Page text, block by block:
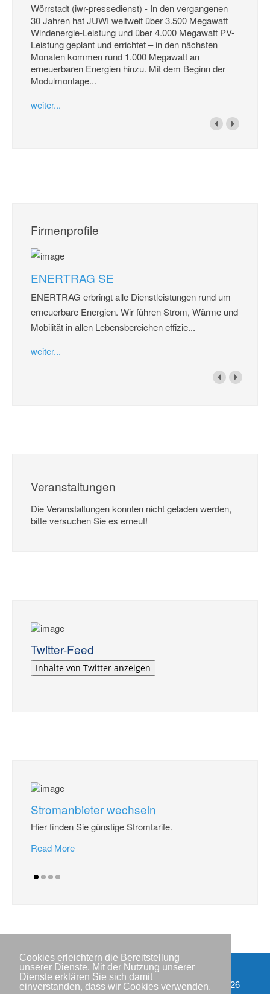
Cookies erleichtern die Bereitstellung
unserer Dienste. Mit der Nutzung unserer
Dienste erklären Sie sich damit
einverstanden, dass wir Cookies verwenden.
Wörrstadt (iwr-pressedienst) - In den vergangenen
30 Jahren hat JUWI weltweit über 3.500 Megawatt
Windenergie-Leistung und über 4.000 Megawatt PV-
Leistung geplant und errichtet – in den nächsten
Monaten kommen rund 1.000 Megawatt an
erneuerbaren Energien hinzu. Mit dem Beginn der
Modulmontage...
weiter...
Firmenprofile
ENERTRAG SE
ENERTRAG erbringt alle Dienstleistungen rund um
erneuerbare Energien. Wir führen Strom, Wärme und
Mobilität in allen Lebensbereichen effizie...
weiter...
Veranstaltungen
Die Veranstaltungen konnten nicht geladen werden,
bitte versuchen Sie es erneut!
Twitter-Feed
Inhalte von Twitter anzeigen
Stromanbieter wechseln
Hier finden Sie günstige Stromtarife.
Read More
Impressum Copyright © IWR 2026